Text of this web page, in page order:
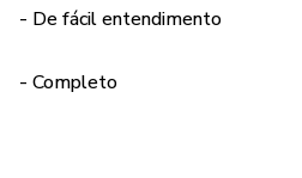
- De fácil entendimento
- Completo